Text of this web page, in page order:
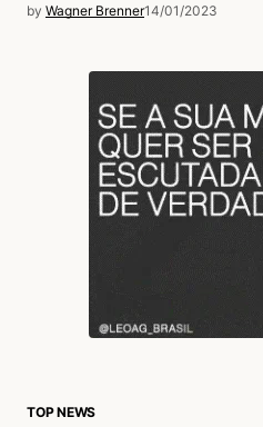
by Wagner Brenner14/01/2023
TOP NEWS